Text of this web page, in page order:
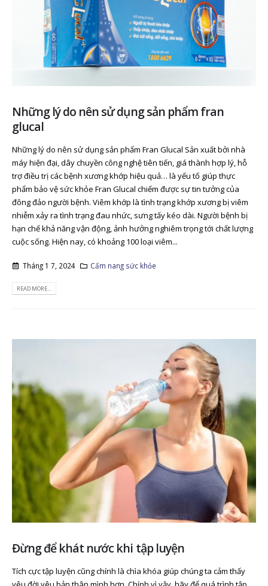
Những lý do nên sử dụng sản phẩm fran
glucal
Những lý do nên sử dụng sản phẩm Fran Glucal Sản xuất bởi nhà
máy hiện đại, dây chuyền công nghệ tiên tiến, giá thành hợp lý, hỗ
trợ điều trị các bệnh xương khớp hiệu quả… là yếu tố giúp thực
phẩm bảo vệ sức khỏe Fran Glucal chiếm được sự tin tưởng của
đông đảo người bệnh. Viêm khớp là tình trạng khớp xương bị viêm
nhiễm xảy ra tình trạng đau nhức, sưng tấy kéo dài. Người bệnh bị
hạn chế khả năng vận động, ảnh hưởng nghiêm trọng tới chất lượng
cuộc sống. Hiện nay, có khoảng 100 loại viêm...
Tháng 1 7, 2024 Cẩm nang sức khỏe
READ MORE...
Đừng để khát nước khi tập luyện
Tích cực tập luyện cũng chính là chìa khóa giúp chúng ta cảm thấy